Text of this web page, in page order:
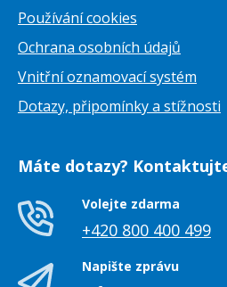
Používání cookies
Ochrana osobních údajů
Vnitřní oznamovací systém
Dotazy, připomínky a stížnosti
Máte dotazy?
Volejte zdarma
+420 800 400 499
Napište zprávu